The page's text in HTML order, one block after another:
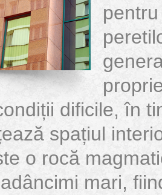
dificile, în
spațiul
o rocă
mari,